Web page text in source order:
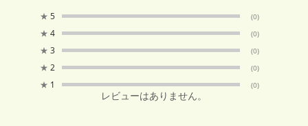
★ 5 (0)
★ 4 (0)
★ 3 (0)
★ 2 (0)
★ 1 (0)
レビューはありません。